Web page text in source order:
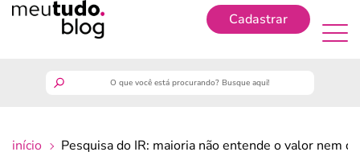
Cadastrar
início Pesquisa do IR: maioria não entende o valor nem